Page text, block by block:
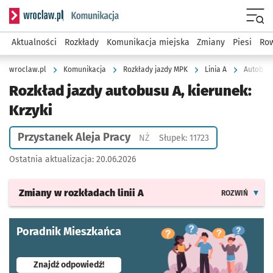
Serwis informacyjny wroclaw.pl podserwis: Komunikacja
Aktualności Rozkłady Komunikacja miejska Zmiany Piesi
wroclaw.pl Komunikacja Rozkłady jazdy MPK Linia A Autobus
Rozkład jazdy autobusu A, kierunek:
Krzyki
Przystanek Aleja Pracy NŻPrzystanek na życzenie
Słupek: 11723
Ostatnia aktualizacja: 20.06.2026
Zmiany w rozkładach linii A ROZWIŃ
Poradnik Mieszkańca
Znajdź odpowiedź!- otworzy się w nowej karcie